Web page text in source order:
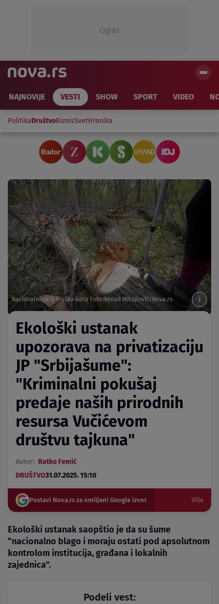
Oglas
NAJNOVIJE VESTI SHOW SPORT VIDEO
PolitikaDruštvoBiznisSvetHronika
Nacionalni park Fruška Gora Foto:Nenad Mihajlović/Nova.rs
Ekološki ustanak
upozorava na privatizaciju
JP "Srbijašume":
"Kriminalni pokušaj
predaje naših prirodnih
resursa Vučićevom
društvu tajkuna"
Autor: Ratko Femić
DRUŠTVO31.07.2025. 15:10
Postavi Nova.rs za omiljeni Google izvor Više
Ekološki ustanak saopštio je da su šume
"nacionalno blago i moraju ostati pod apsolutnom
kontrolom institucija, građana i lokalnih
zajednica".
Podeli vest: